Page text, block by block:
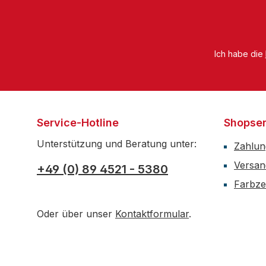
Ich habe die
Service-Hotline
Unterstützung und Beratung unter:
+49 (0) 89 4521 - 5380
Oder über unser Kontaktformular.